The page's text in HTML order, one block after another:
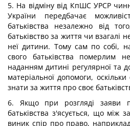
5. На відміну від КпШС УРСР
України передбачає
батьківства незалежно від
батьківство за життя чи взагалі
неї дитини. Тому сам по собі,
свого батьківства померлим
наданням дитині регулярної та
матеріальної допомоги,
знати за життя про своє
6. Якщо при розгляді заяви
батьківства з'ясується, що між
виник спір про право,